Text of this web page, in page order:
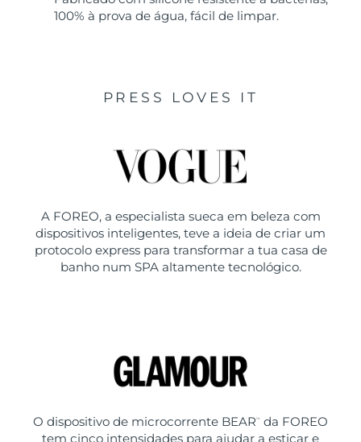
100% à prova de água, fácil de limpar.
PRESS LOVES IT
A FOREO, a especialista sueca em beleza com
dispositivos inteligentes, teve a ideia de criar um
protocolo express para transformar a tua casa de
banho num SPA altamente tecnológico.
O dispositivo de microcorrente BEAR ™
da FOREO
tem cinco intensidades para ajudar a esticar e